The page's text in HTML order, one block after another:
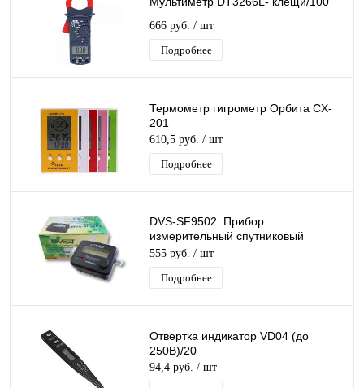
666 руб. / шт
Подробнее
Термометр гигрометр Орбита CX-
201
610,5 руб. / шт
Подробнее
DVS-SF9502: Прибор
измерительный спутниковый
стрелочный со светодиодной
индикацией DiViSat (100)
555 руб. / шт
Подробнее
Отвертка индикатор VD04 (до
250В)/20
94,4 руб. / шт